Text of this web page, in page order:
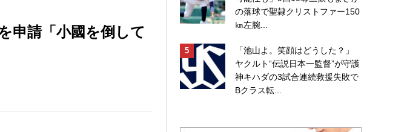
申請「小國を倒して
の落球で聖隷クリストファー150
㎞左腕...
「池山よ。笑顔はどうした？」
ヤクルト“伝説日本一監督”が守護
神キハダの3試合連続救援失敗で
Bクラス転...